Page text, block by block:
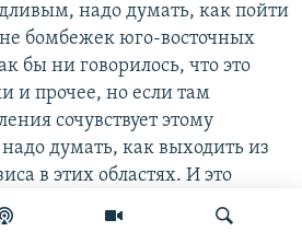
надо думать, как пойти
бомбежек юго-восточных
бы ни говорилось, что это
и прочее, но если там
сочувствует этому
думать, как выходить из
в этих областях. И это
государственных
Украины. Погибшее